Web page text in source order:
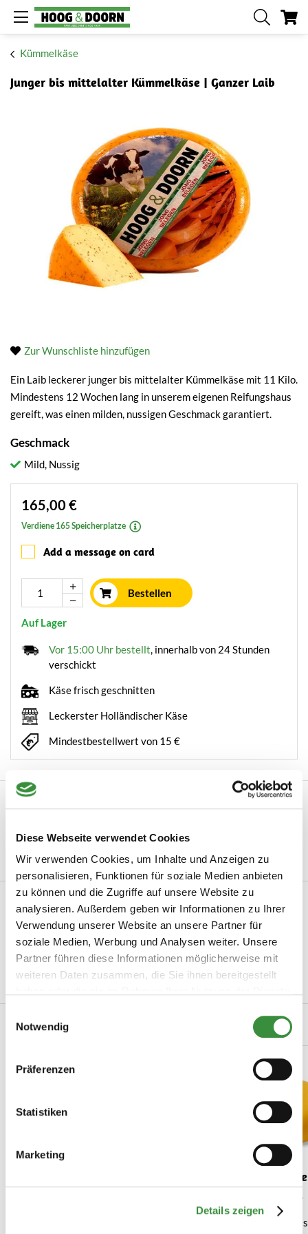
Diese Webseite verwendet Cookies
Wir verwenden Cookies, um Inhalte und Anzeigen zu
personalisieren, Funktionen für soziale Medien anbieten
zu können und die Zugriffe auf unsere Website zu
analysieren. Außerdem geben wir Informationen zu Ihrer
Verwendung unserer Website an unsere Partner für
soziale Medien, Werbung und Analysen weiter. Unsere
Partner führen diese Informationen möglicherweise mit
weiteren Daten zusammen, die Sie ihnen bereitgestellt
Notwendig
Präferenzen
Statistiken
Marketing
Details zeigen
Kümmelkäse
Junger bis mittelalter Kümmelkäse | Ganzer Laib
Zur Wunschliste hinzufügen
Ein Laib leckerer junger bis mittelalter Kümmelkäse mit 11 Kilo.
Mindestens 12 Wochen lang in unserem eigenen Reifungshaus
gereift, was einen milden, nussigen Geschmack garantiert.
Geschmack
Mild, Nussig
165,00 €
Verdiene 165 Speicherplatze
Add a message on card
Bestellen
Auf Lager
Vor 15:00 Uhr bestellt, innerhalb von 24 Stunden
verschickt
Käse frisch geschnitten
Leckerster Holländischer Käse
Mindestbestellwert von 15 €
Beschreibung
mittelalte Kümmelkäse hat eine...
Mehr lesen
Produktinformation
Artikelnummer 0007-1001
Hersteller Hoogendoorn Kaas
1 Kilo